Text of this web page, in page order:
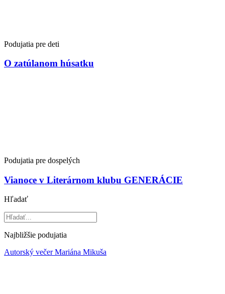
Podujatia pre deti
O zatúlanom húsatku
Podujatia pre dospelých
Vianoce v Literárnom klubu GENERÁCIE
Hľadať
Najbližšie podujatia
Autorský večer Mariána Mikuša